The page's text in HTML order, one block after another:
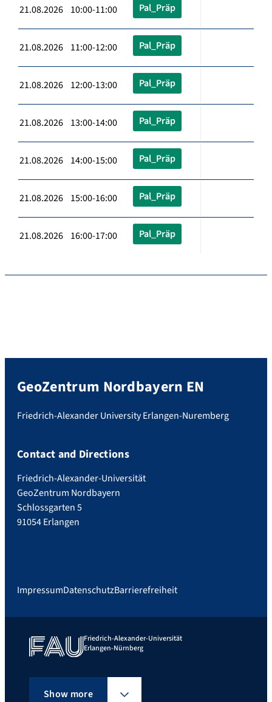
21.08.2026 10:00-11:00 Pal_Präp
21.08.2026 11:00-12:00 Pal_Präp
21.08.2026 12:00-13:00 Pal_Präp
21.08.2026 13:00-14:00 Pal_Präp
21.08.2026 14:00-15:00 Pal_Präp
21.08.2026 15:00-16:00 Pal_Präp
21.08.2026 16:00-17:00 Pal_Präp
GeoZentrum Nordbayern EN
Friedrich-Alexander University Erlangen-Nuremberg
Contact and Directions
Friedrich-Alexander-Universität
GeoZentrum Nordbayern
Schlossgarten 5
91054 Erlangen
ImpressumDatenschutzBarrierefreiheit
Friedrich-Alexander-Universität
Erlangen-Nürnberg
Show more